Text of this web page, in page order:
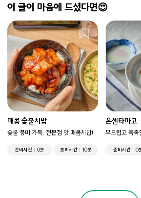
이 글이 마음에 드셨다면😍
매콤 숯불치밥
숯불 풍미 가득, 전문점 맛 매콤치밥!
준비시간 0분 조리시간 10분
온센타마고
부드럽고 촉촉
준비시간 0